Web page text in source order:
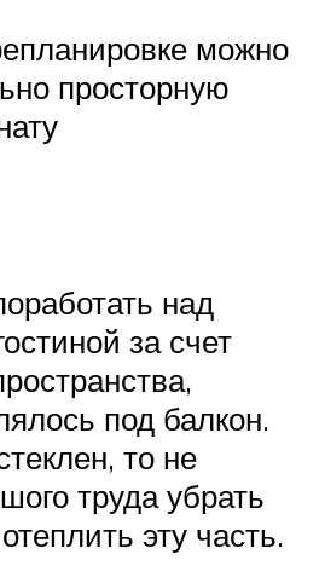
можно
просторную
над
за счет
под балкон.
то не
труда убрать
эту часть.